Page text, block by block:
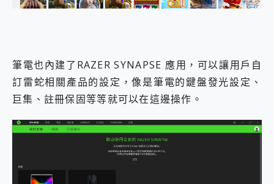
筆電也內建了RAZER SYNAPSE 應用，可以讓用戶自
訂雷蛇相關產品的設定，像是筆電的鍵盤發光設定、
巨集、註冊保固等等就可以在這邊操作。